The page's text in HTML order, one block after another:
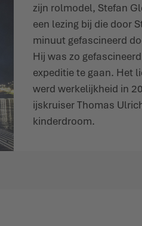
zijn rolmodel, Stefan
een lezing bij die door
minuut gefascineerd
Hij was zo
expeditie te gaan. Het
werd werkelijkheid in
ijskruiser Thomas
kinderdroom.